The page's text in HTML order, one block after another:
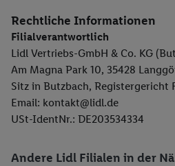
Rechtliche Informationen
Filialverantwortlich
Lidl Vertriebs-GmbH & Co. KG
Am Magna Park 10, 35428
Sitz in Butzbach, Registergericht
Email: kontakt@lidl.de
USt-IdentNr.: DE203534334
Andere Lidl Filialen in der